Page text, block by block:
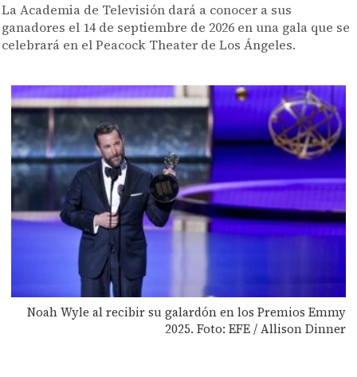
La Academia de Televisión dará a conocer a sus
ganadores el 14 de septiembre de 2026 en una gala que se
celebrará en el Peacock Theater de Los Ángeles.
Noah Wyle al recibir su galardón en los Premios Emmy
2025. Foto: EFE / Allison Dinner